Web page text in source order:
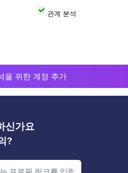
관계 분석
을 위한 계정 추가
신가요
?